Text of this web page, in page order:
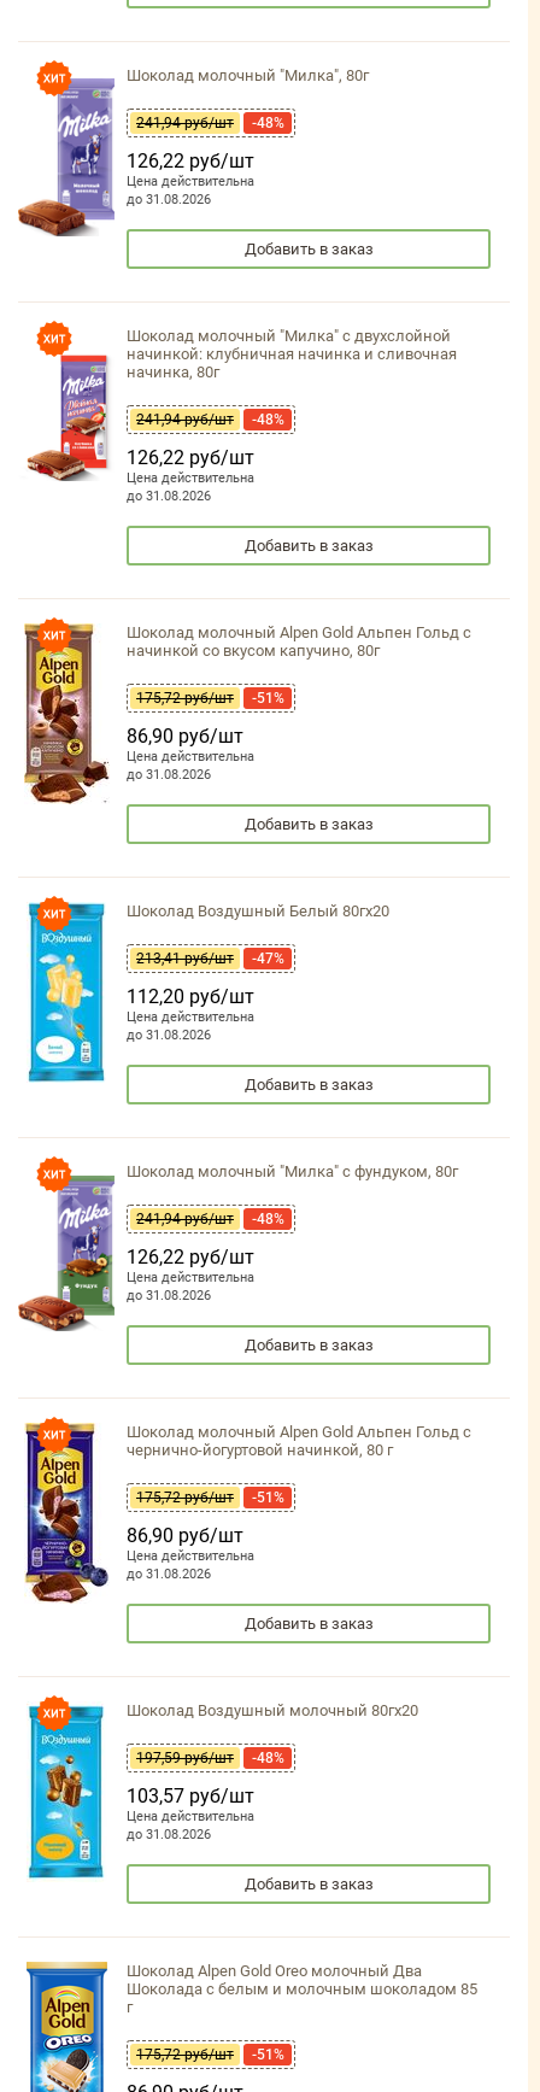
Шоколад молочный "Милка", 80г
241,94 руб/шт -48%
126,22 руб/шт
Цена действительна
до 31.08.2026
Добавить в заказ
Шоколад молочный "Милка" с двухслойной
начинкой: клубничная начинка и сливочная
начинка, 80г
241,94 руб/шт -48%
126,22 руб/шт
Цена действительна
до 31.08.2026
Добавить в заказ
Шоколад молочный Alpen Gold Альпен Гольд с
начинкой со вкусом капучино, 80г
175,72 руб/шт -51%
86,90 руб/шт
Цена действительна
до 31.08.2026
Добавить в заказ
Шоколад Воздушный Белый 80гх20
213,41 руб/шт -47%
112,20 руб/шт
Цена действительна
до 31.08.2026
Добавить в заказ
Шоколад молочный "Милка" с фундуком, 80г
241,94 руб/шт -48%
126,22 руб/шт
Цена действительна
до 31.08.2026
Добавить в заказ
Шоколад молочный Alpen Gold Альпен Гольд с
чернично-йогуртовой начинкой, 80 г
175,72 руб/шт -51%
86,90 руб/шт
Цена действительна
до 31.08.2026
Добавить в заказ
Шоколад Воздушный молочный 80гх20
197,59 руб/шт -48%
103,57 руб/шт
Цена действительна
до 31.08.2026
Добавить в заказ
Шоколад Alpen Gold Oreo молочный Два
Шоколада с белым и молочным шоколадом 85
г
175,72 руб/шт -51%